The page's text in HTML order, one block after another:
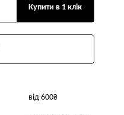
Купити в 1 клік
від 600₴